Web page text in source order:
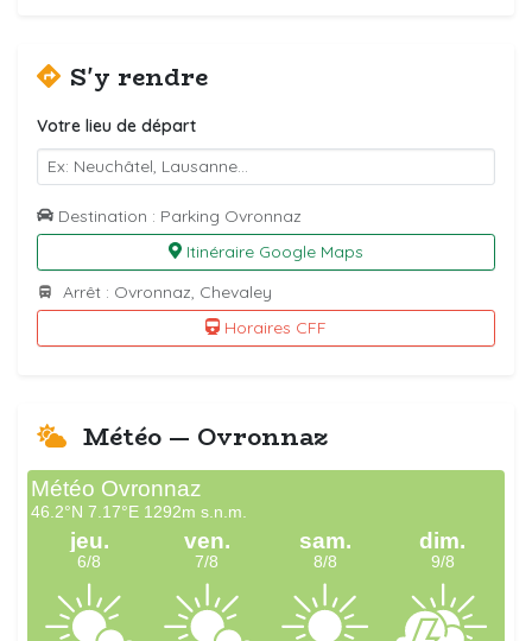
S'y rendre
Votre lieu de départ
Destination : Parking Ovronnaz
Itinéraire Google Maps
Arrêt : Ovronnaz, Chevaley
Horaires CFF
Météo — Ovronnaz